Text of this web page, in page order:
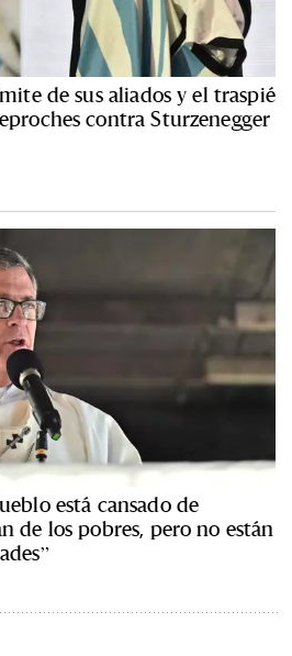
de sus aliados y el traspié
contra Sturzenegger
está cansado de
de los pobres, pero no están